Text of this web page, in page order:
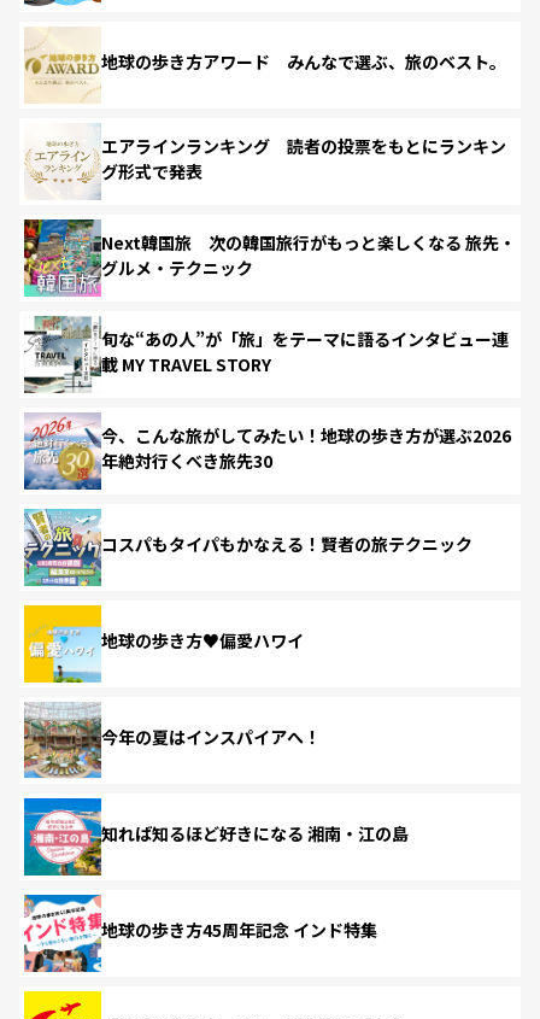
地球の歩き方アワード みんなで選ぶ、旅のベスト。
エアラインランキング 読者の投票をもとにランキン
グ形式で発表
Next韓国旅 次の韓国旅行がもっと楽しくなる 旅先・
グルメ・テクニック
旬な“あの人”が「旅」をテーマに語るインタビュー連
載 MY TRAVEL STORY
今、こんな旅がしてみたい！地球の歩き方が選ぶ2026
年絶対行くべき旅先30
コスパもタイパもかなえる！賢者の旅テクニック
地球の歩き方♥偏愛ハワイ
今年の夏はインスパイアへ！
知れば知るほど好きになる 湘南・江の島
地球の歩き方45周年記念 インド特集